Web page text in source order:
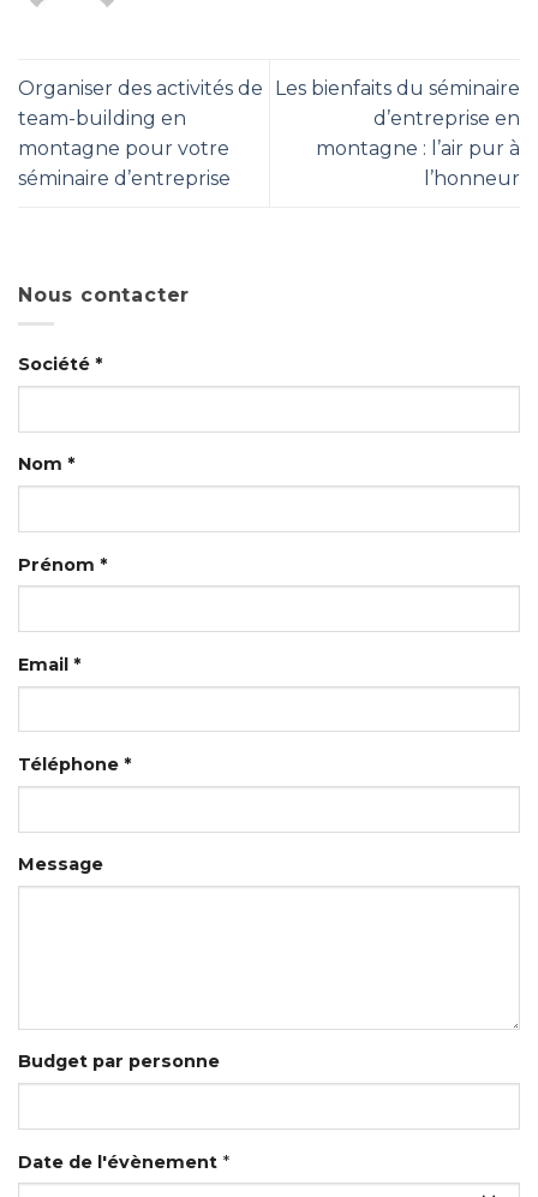
Organiser des activités de
team-building en
montagne pour votre
séminaire d’entreprise
Les bienfaits du séminaire
d’entreprise en
montagne : l’air pur à
l’honneur
Nous contacter
Société *
Nom *
Prénom *
Email *
Téléphone *
Message
Budget par personne
Date de l'évènement *